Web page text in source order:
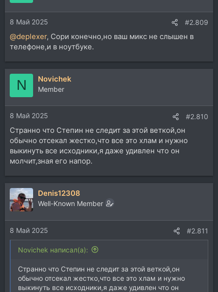
8 Май 2025 #2.809
@deplexer, Сори конечно,но ваш микс не слышен в
телефоне,и в ноутбуке.
N Novichek
Member
8 Май 2025 #2.810
Странно что Степин не следит за этой веткой,он
обычно отсекал жестко,что все это хлам и нужно
выкинуть все исходники,я даже удивлен что он
молчит,зная его напор.
Denis12308
Well-Known Member
8 Май 2025 #2.811
Novichek написал(а):
Странно что Степин не следит за этой веткой,он
обычно отсекал жестко,что все это хлам и нужно
выкинуть все исходники,я даже удивлен что он